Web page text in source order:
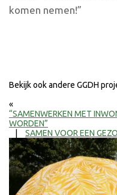
komen nemen!”
Bekijk ook andere GGDH
«
“SAMENWERKEN MET
WORDEN”
SAMEN VOOR EEN